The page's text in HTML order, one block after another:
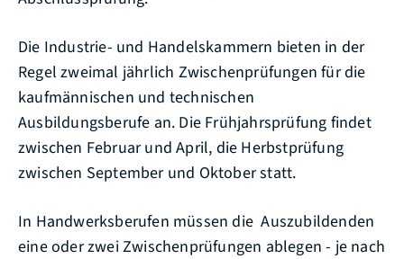
Die Industrie- und Handelskammern bieten in der
Regel zweimal jährlich Zwischenprüfungen für die
kaufmännischen und technischen
Ausbildungsberufe an. Die Frühjahrsprüfung findet
zwischen Februar und April, die Herbstprüfung
zwischen September und Oktober statt.
In Handwerksberufen müssen die Auszubildenden
eine oder zwei Zwischenprüfungen ablegen - je nach